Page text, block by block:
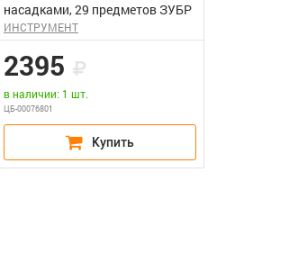
насадками, 29 предметов ЗУБР
ИНСТРУМЕНТ
2395
в наличии: 1 шт.
ЦБ-00076801